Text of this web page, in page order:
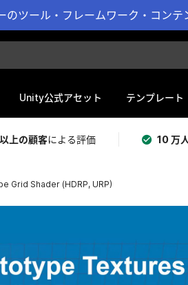
のツール・フレームワーク・コン
Unity公式アセット テンプレート
上の顧客による評価 10 万
Grid Shader (HDRP, URP)